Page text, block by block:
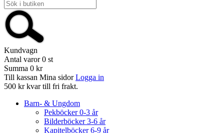
Kundvagn
Antal varor 0 st
Summa 0 kr
Till kassan Mina sidor Logga in
500 kr kvar till fri frakt.
Barn- & Ungdom
Pekböcker 0-3 år
Bilderböcker 3-6 år
Kapitelböcker 6-9 år